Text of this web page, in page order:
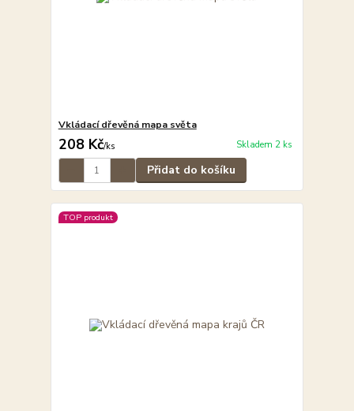
Vkládací dřevěná mapa světa
208 Kč/ks Skladem 2 ks
Přidat do košíku
TOP produkt